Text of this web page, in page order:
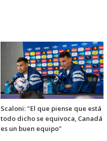
Scaloni: "El que piense que está
todo dicho se equivoca, Canadá
es un buen equipo"